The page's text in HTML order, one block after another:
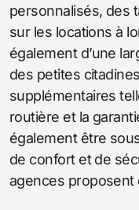
personnalisés, des
sur les locations à
également d’une
des petites
supplémentaires
routière et la
également être
de confort et de
agences proposent